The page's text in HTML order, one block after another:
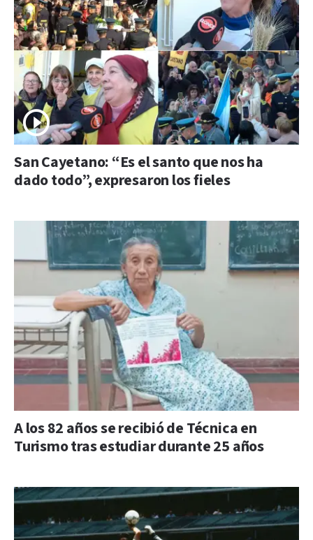
San Cayetano: “Es el santo que nos ha
dado todo”, expresaron los fieles
A los 82 años se recibió de Técnica en
Turismo tras estudiar durante 25 años